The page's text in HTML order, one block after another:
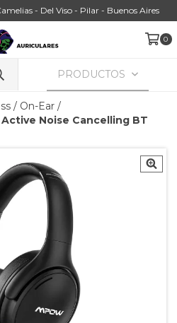
- Del Viso - Pilar - Buenos Aires
0
PRODUCTOS
/ On-Ear /
Noise Cancelling BT